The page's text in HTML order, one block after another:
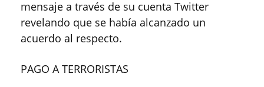
mensaje a través de su cuenta Twitter
revelando que se había alcanzado un
acuerdo al respecto.
PAGO A TERRORISTAS